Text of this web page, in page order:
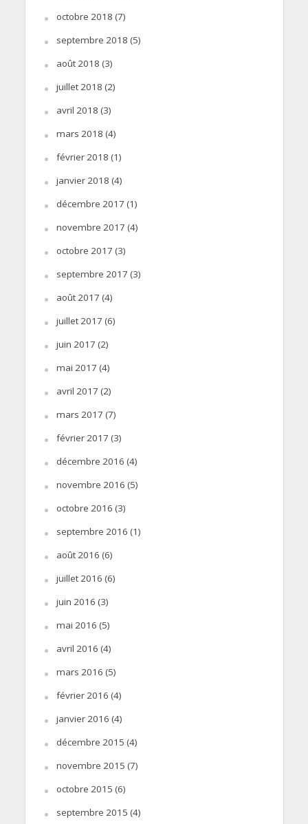
octobre 2018 (7)
septembre 2018 (5)
août 2018 (3)
juillet 2018 (2)
avril 2018 (3)
mars 2018 (4)
février 2018 (1)
janvier 2018 (4)
décembre 2017 (1)
novembre 2017 (4)
octobre 2017 (3)
septembre 2017 (3)
août 2017 (4)
juillet 2017 (6)
juin 2017 (2)
mai 2017 (4)
avril 2017 (2)
mars 2017 (7)
février 2017 (3)
décembre 2016 (4)
novembre 2016 (5)
octobre 2016 (3)
septembre 2016 (1)
août 2016 (6)
juillet 2016 (6)
juin 2016 (3)
mai 2016 (5)
avril 2016 (4)
mars 2016 (5)
février 2016 (4)
janvier 2016 (4)
décembre 2015 (4)
novembre 2015 (7)
octobre 2015 (6)
septembre 2015 (4)